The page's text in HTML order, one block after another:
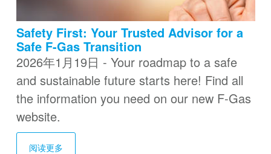
Safety First: Your Trusted Advisor for a
Safe F-Gas Transition
2026年1月19日 - Your roadmap to a safe
and sustainable future starts here! Find all
the information you need on our new F-Gas
website.
阅读更多